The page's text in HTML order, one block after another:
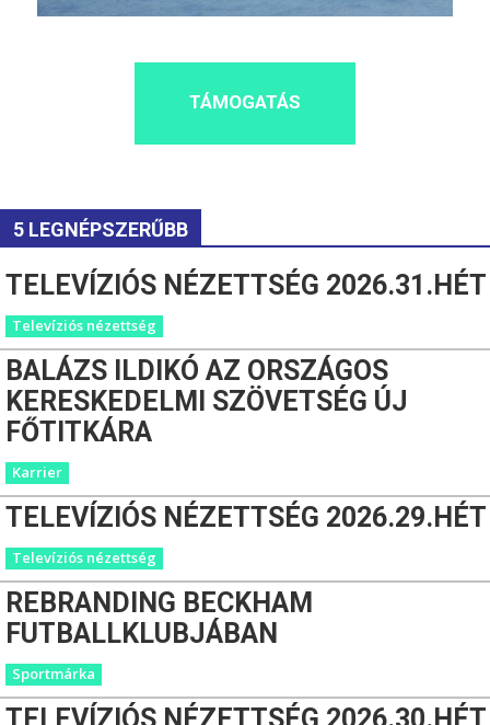
TÁMOGATÁS
5 LEGNÉPSZERŰBB
TELEVÍZIÓS NÉZETTSÉG 2026.31.HÉT
Televíziós nézettség
BALÁZS ILDIKÓ AZ ORSZÁGOS
KERESKEDELMI SZÖVETSÉG ÚJ
FŐTITKÁRA
Karrier
TELEVÍZIÓS NÉZETTSÉG 2026.29.HÉT
Televíziós nézettség
REBRANDING BECKHAM
FUTBALLKLUBJÁBAN
Sportmárka